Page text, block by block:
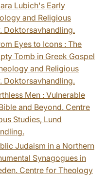
Lubich's Early
and Religious
Doktorsavhandling.
Eyes to Icons : The
Tomb in Greek Gospel
and Religious
Doktorsavhandling.
Men : Vulnerable
and Beyond. Centre
Studies, Lund
Judaism in a Northern
Synagogues in
Centre for Theology